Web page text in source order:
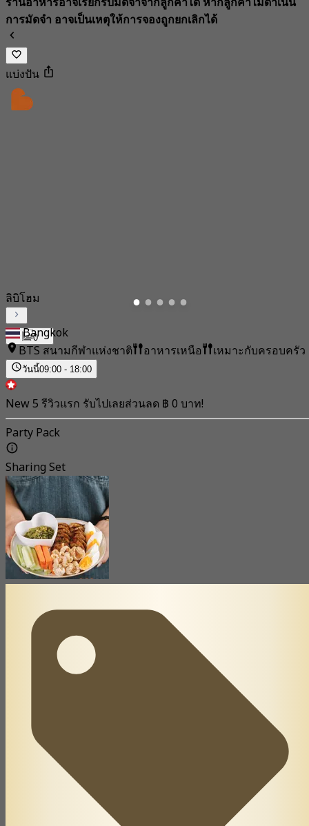
การมัดจำ อาจเป็นเหตุให้การจองถูกยกเลิกได้
แบ่งปัน
0
ลิบิโฮม
Bangkok
BTS สนามกีฬาแห่งชาติ
อาหารเหนือ เหมาะกับครอบครัว
วันนี้09:00 - 18:00
New 5 รีวิวแรก รับไปเลยส่วนลด ฿ 0 บาท!
Party Pack
Sharing Set